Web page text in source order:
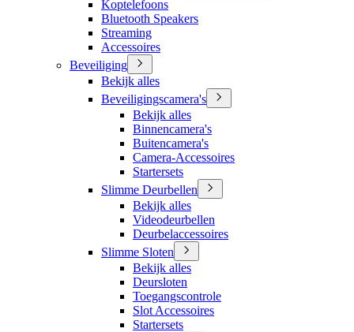
Koptelefoons
Bluetooth Speakers
Streaming
Accessoires
Beveiliging
Bekijk alles
Beveiligingscamera's
Bekijk alles
Binnencamera's
Buitencamera's
Camera-Accessoires
Startersets
Slimme Deurbellen
Bekijk alles
Videodeurbellen
Deurbelaccessoires
Slimme Sloten
Bekijk alles
Deursloten
Toegangscontrole
Slot Accessoires
Startersets